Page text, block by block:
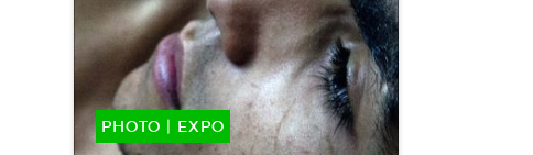
PHOTO EXPO